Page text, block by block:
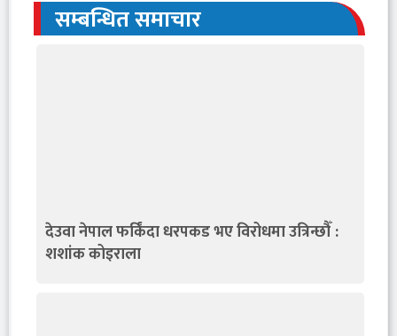
सम्बन्धित समाचार
देउवा नेपाल फर्किंदा धरपकड भए विरोधमा उत्रिन्छौँ :
शशांक कोइराला